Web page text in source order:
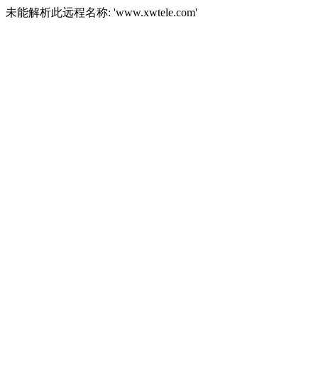
未能解析此远程名称: 'www.xwtele.com'